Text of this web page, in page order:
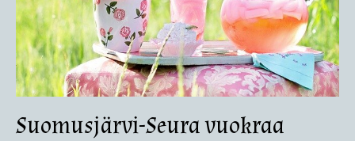
Suomusjärvi-Seura vuokraa